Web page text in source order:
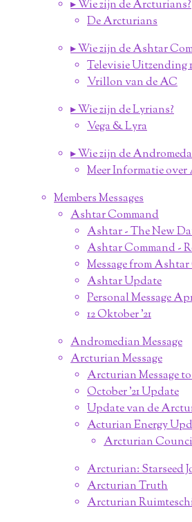
▸ Wie zijn de Arcturians?
De Arcturians
▸ Wie zijn de Ashtar
Televisie Uitzending
Vrillon van de AC
▸ Wie zijn de Lyrians?
Vega & Lyra
▸ Wie zijn de
Meer Informatie
Members Messages
Ashtar Command
Ashtar - The New
Ashtar Command -
Message from
Ashtar Update
Personal Message
12 Oktober '21
Andromedian Message
Arcturian Message
Arcturian Message
October '21 Update
Update van de
Acturian Energy
Arcturian
Arcturian: Starseed
Arcturian Truth
Arcturian